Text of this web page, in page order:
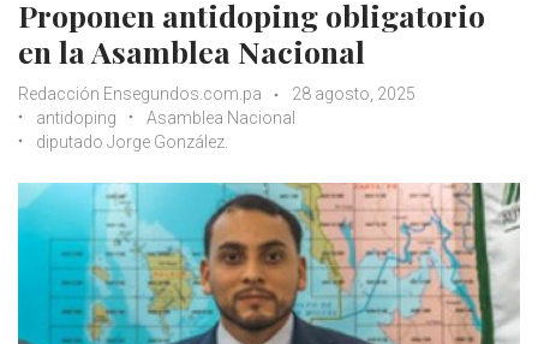
Proponen antidoping obligatorio
en la Asamblea Nacional
Redacción Ensegundos.com.pa
28 agosto, 2025
antidoping
Asamblea Nacional
diputado Jorge González.